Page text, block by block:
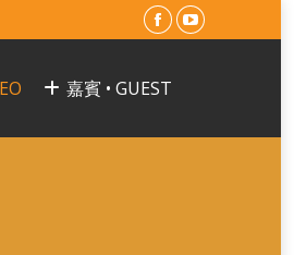
Facebook
opens
YouTube
嘉賓 • GUEST